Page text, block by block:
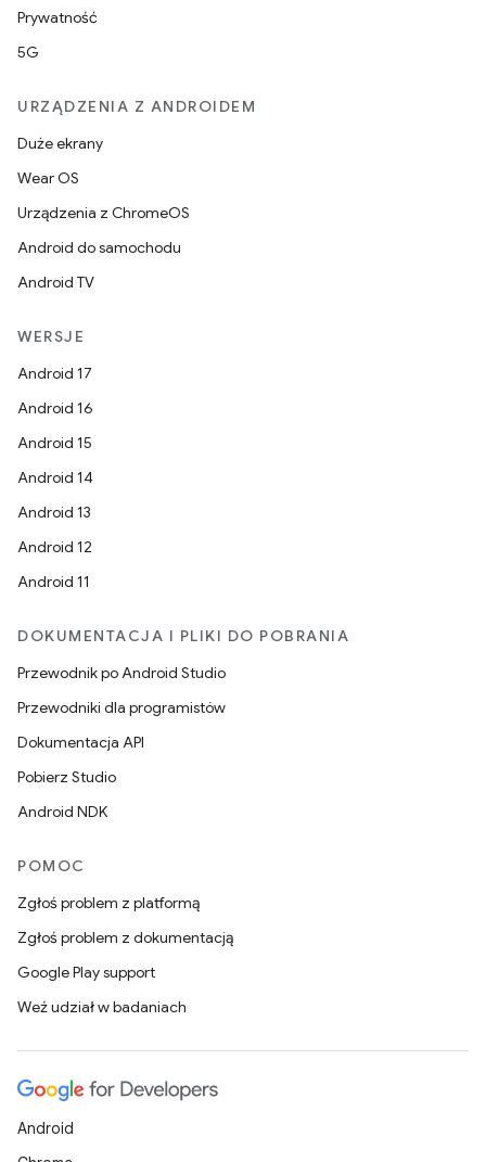
Prywatność
5G
URZĄDZENIA Z ANDROIDEM
Duże ekrany
Wear OS
Urządzenia z ChromeOS
Android do samochodu
Android TV
WERSJE
Android 17
Android 16
Android 15
Android 14
Android 13
Android 12
Android 11
DOKUMENTACJA I PLIKI DO POBRANIA
Przewodnik po Android Studio
Przewodniki dla programistów
Dokumentacja API
Pobierz Studio
Android NDK
POMOC
Zgłoś problem z platformą
Zgłoś problem z dokumentacją
Google Play support
Weź udział w badaniach
Android